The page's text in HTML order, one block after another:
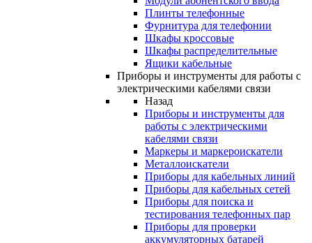
Плинты телефонные
Фурнитура для телефонии
Шкафы кроссовые
Шкафы распределительные
Ящики кабельные
Приборы и инструменты для работы с
электрическими кабелями связи
Назад
Приборы и инструменты для
работы с электрическими
кабелями связи
Маркеры и маркероискатели
Металлоискатели
Приборы для кабельных линий
Приборы для кабельных сетей
Приборы для поиска и
тестирования телефонных пар
Приборы для проверки
аккумуляторных батарей